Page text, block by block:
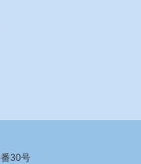
30号